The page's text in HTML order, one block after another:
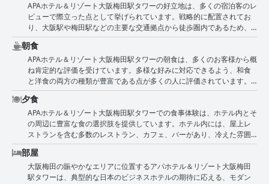
APAホテル＆リゾート大阪梅田駅タワーの好立地は、多くの宿泊客のレ
ビューで際立った点として挙げられています。戦略的に配置されてお
り、大阪駅や梅田駅などの主要な交通拠点から徒歩圏内であるため、
公共交通機関へのアクセスや、道頓堀やユニバーサル・スタジオなど
の観光スポットへのアクセスに便利です。宿泊客は、梅田の中心部に
位置し、レストラン、バー、モール、商店街が数多く立ち並び、食事
からレジャーまであらゆるものが簡単に手に入ることを評価していま
す。複数の地下鉄路線に近いことも利便性を高め、大阪市内を簡単に
移動できます。レビューでは、人工温泉や飲食店などの館内施設も、
絶好のロケーションを補完する貴重な追加要素として言及されていま
す。全体として、ホテルの市内中心部という立地は、主要な交通機関
や地元の施設への近さと相まって、大阪のビジネスおよびレジャー旅
行者にとって優れた拠点となります。
朝食
APAホテル＆リゾート大阪梅田駅タワーの朝食は、多くのお客様から概
ね肯定的な評価を受けています。多様な好みに対応できるよう、和食
と洋食の両方の種類が豊富である点が多くの人に評価されています。
ビュッフェは美味しく、豪華で、満足できるとよく表現されていま
す。午前1時まで朝食時間が設けられているため、ゆったりとした朝を
過ごせるとともに、好きなだけ食べられる点が好評です。お好み焼き
などの地元の特産品や定番料理を含む、料理の質、そして便利で広々
とした環境が特に賞賛されています。 西洋料理の好みからすると少し
物足りないと感じたり、価格が高いと感じたりする人もいましたが、
豊富な品揃えと味から、価格に見合う価値があると考える人もいまし
た。料金に朝食が含まれている場合は、追加の利点と見なされていま
した。いくつかのレビューでは、特にビュッフェの温かさを維持した
夕食
APAホテル＆リゾート大阪梅田駅タワーでの食事体験は、ホテル内とそ
の周辺に豊富な食の選択肢を提供しています。ホテル内には、屋上レ
ストランを含む多数のレストラン、カフェ、バーがあり、冷えた雰囲
気とパノラマのシティビューとともに、まずまずの食事体験を提供し
ています。コンビニエンスストア、ジム、スパ、コインランドリーな
どのホテル内の施設は、利便性と快適さを求めるゲストにとって魅力
を高めています。 レビューでは、ホテルからすぐ近くに豊富な飲食店
部屋
大阪梅田の賑やかなエリアに位置するアパホテル＆リゾート大阪梅田
駅タワーは、典型的な日本のビジネスホテルの期待に応える、モダン